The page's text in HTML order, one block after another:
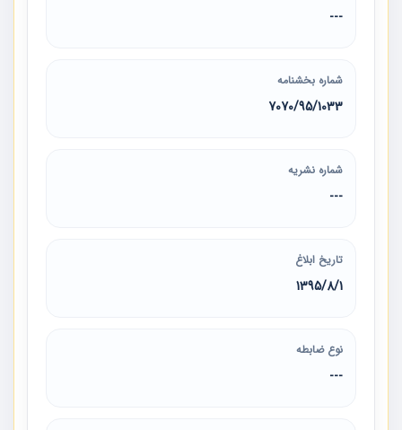
---
شماره بخشنامه
7070/95/1033
شماره نشریه
---
تاریخ ابلاغ
1395/8/1
نوع ضابطه
---